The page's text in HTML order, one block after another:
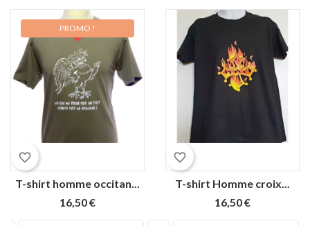
favorite_border
T-shirt homme occitan...
16,50 €
PROMO !
favorite_border
T-shirt Homme croix...
16,50 €